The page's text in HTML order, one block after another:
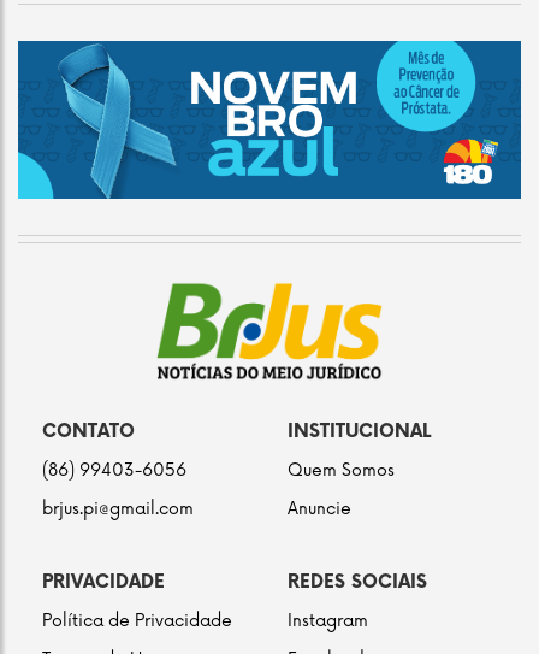
CONTATO
(86) 99403-6056
brjus.pi@gmail.com
INSTITUCIONAL
Quem Somos
Anuncie
PRIVACIDADE
Política de Privacidade
REDES SOCIAIS
Instagram